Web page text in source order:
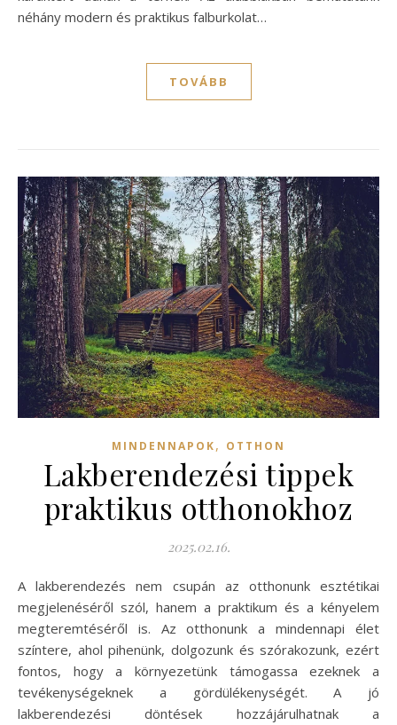
néhány modern és praktikus falburkolat…
TOVÁBB
MINDENNAPOK, OTTHON
Lakberendezési tippek
praktikus otthonokhoz
2025.02.16.
A lakberendezés nem csupán az otthonunk esztétikai
megjelenéséről szól, hanem a praktikum és a kényelem
megteremtéséről is. Az otthonunk a mindennapi élet
színtere, ahol pihenünk, dolgozunk és szórakozunk, ezért
fontos, hogy a környezetünk támogassa ezeknek a
tevékenységeknek a gördülékenységét. A jó
lakberendezési döntések hozzájárulhatnak a